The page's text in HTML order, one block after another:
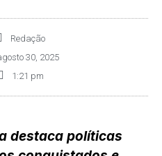
Redação
30, 2025
1:21 pm
destaca políticas